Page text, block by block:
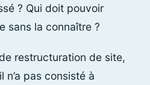
? Qui doit pouvoir
sans la connaître ?
restructuration de site,
n’a pas consisté à